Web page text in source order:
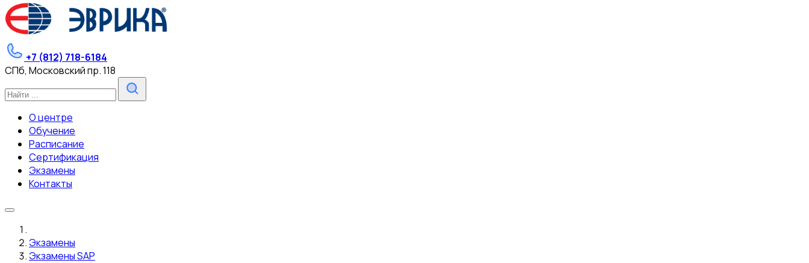
+7 (812) 718-6184
СПб, Московский пр. 118
О центре
Обучение
Расписание
Сертификация
Экзамены
Контакты
Экзамены
Экзамены SAP